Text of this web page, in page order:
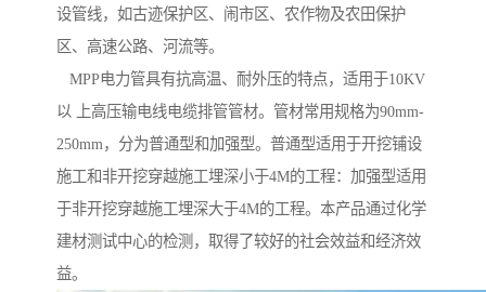
设管线，如古迹保护区、闹市区、农作物及农田保护
区、高速公路、河流等。
MPP电力管具有抗高温、耐外压的特点，适用于10KV
以 上高压输电线电缆排管管材。管材常用规格为90mm-
250mm，分为普通型和加强型。普通型适用于开挖铺设
施工和非开挖穿越施工埋深小于4M的工程：加强型适用
于非开挖穿越施工埋深大于4M的工程。本产品通过化学
建材测试中心的检测，取得了较好的社会效益和经济效
益。